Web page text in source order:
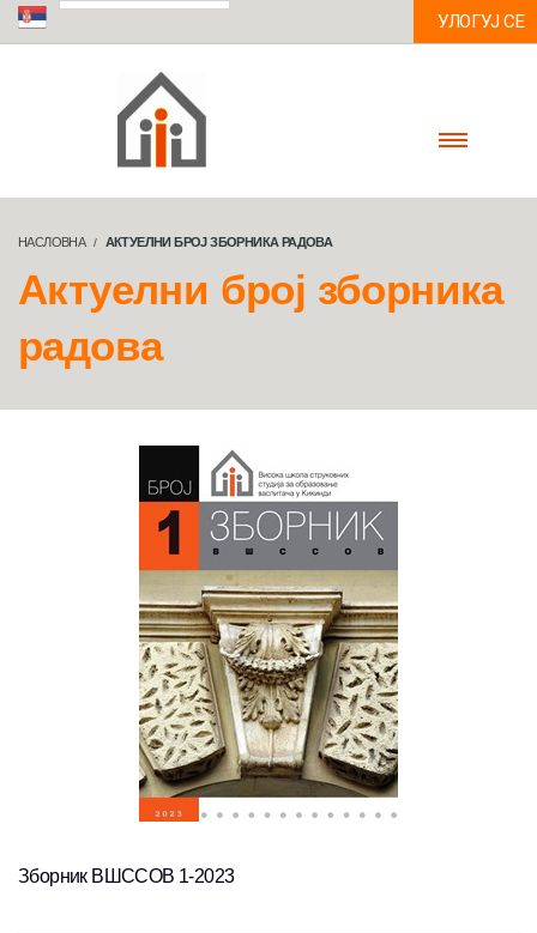
УЛОГУЈ СЕ
НАСЛОВНА АКТУЕЛНИ БРОЈ ЗБОРНИКА РАДОВА
Актуелни број зборника
радова
Зборник ВШССОВ 1-2023